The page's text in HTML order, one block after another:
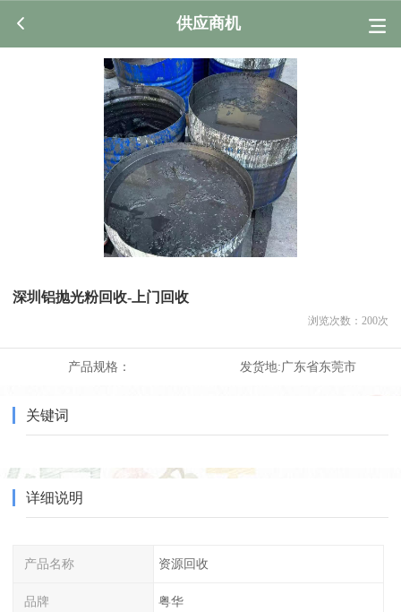
供应商机
深圳铝抛光粉回收-上门回收
浏览次数： 200次
产品规格： 发货地:广东省东莞市
关键词
详细说明
产品名称 资源回收
品牌 粤华